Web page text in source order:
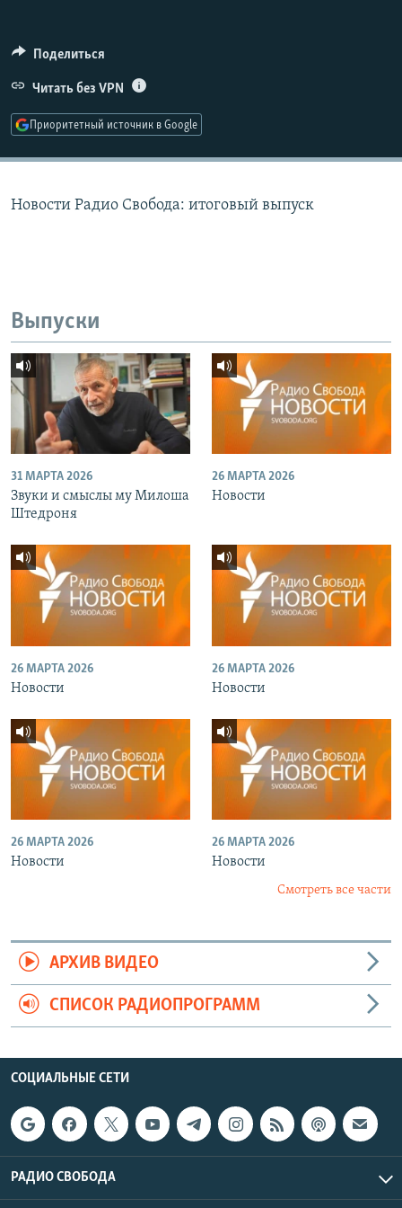
ПОДПИШИТЕСЬ НА РАССЫЛКУ
СОЦИАЛЬНЫЕ СЕТИ
Поделиться
Читать без VPN
Приоритетный источник в Google
Новости Радио Свобода: итоговый выпуск
Выпуски
31 МАРТА 2026
Звуки и смыслы му Милоша
Штедроня
26 МАРТА 2026
Новости
26 МАРТА 2026
Новости
26 МАРТА 2026
Новости
26 МАРТА 2026
Новости
26 МАРТА 2026
Новости
Смотреть все части
АРХИВ ВИДЕО
СПИСОК РАДИОПРОГРАММ
СОЦИАЛЬНЫЕ СЕТИ
РАДИО СВОБОДА